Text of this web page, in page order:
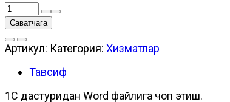
Количество
товара
1С
учун
Word
шаблон
Саватчага
Артикул: Категория: Хизматлар
Тавсиф
1C дастуридан Word файлига чоп этиш.